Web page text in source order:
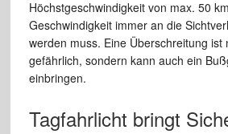
Höchstgeschwindigkeit von max. 50
Geschwindigkeit immer an die
werden muss. Eine Überschreitung ist
gefährlich, sondern kann auch ein
einbringen.
Tagfahrlicht bringt